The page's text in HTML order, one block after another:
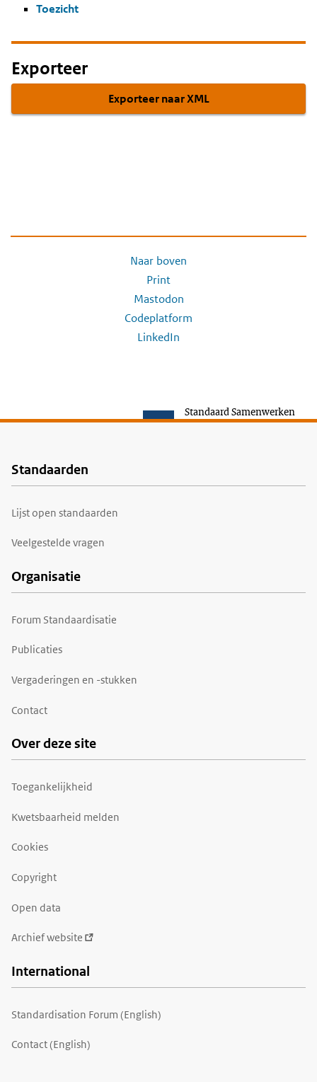
Toezicht
Exporteer
Exporteer naar XML
Naar boven
Print
Mastodon
Codeplatform
LinkedIn
Standaard Samenwerken
Voet
Standaarden
Lijst open standaarden
Veelgestelde vragen
Organisatie
Forum Standaardisatie
Publicaties
Vergaderingen en -stukken
Contact
Over deze site
Toegankelijkheid
Kwetsbaarheid melden
Cookies
Copyright
Open data
Archief website
International
Standardisation Forum (English)
Contact (English)